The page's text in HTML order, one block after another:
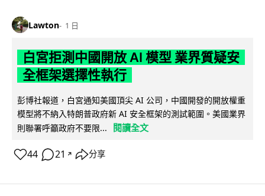
Lawton 1 日
白宮拒測中國開放 AI 模型 業界質疑安
全框架選擇性執行
彭博社報道，白宮通知美國頂尖 AI 公司，中國開發的開放權重
模型將不納入特朗普政府新 AI 安全框架的測試範圍。美國業界
則聯署呼籲政府不要限...
閱讀全文
44 21 ↗ 分享